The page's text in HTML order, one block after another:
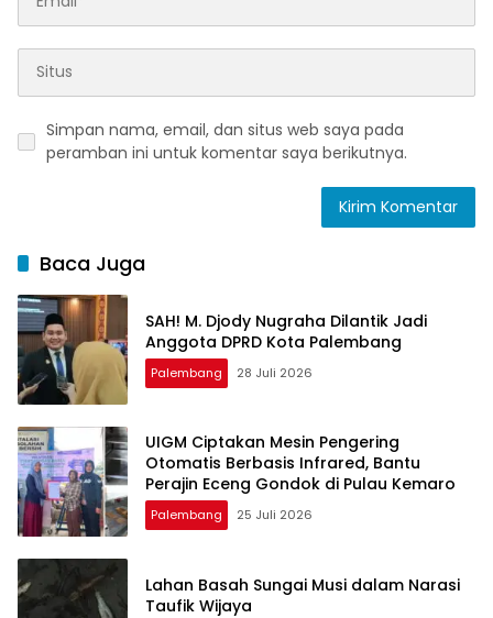
Simpan nama, email, dan situs web saya pada
peramban ini untuk komentar saya berikutnya.
Baca Juga
SAH! M. Djody Nugraha Dilantik Jadi
Anggota DPRD Kota Palembang
Palembang 28 Juli 2026
UIGM Ciptakan Mesin Pengering
Otomatis Berbasis Infrared, Bantu
Perajin Eceng Gondok di Pulau Kemaro
Palembang 25 Juli 2026
Lahan Basah Sungai Musi dalam Narasi
Taufik Wijaya